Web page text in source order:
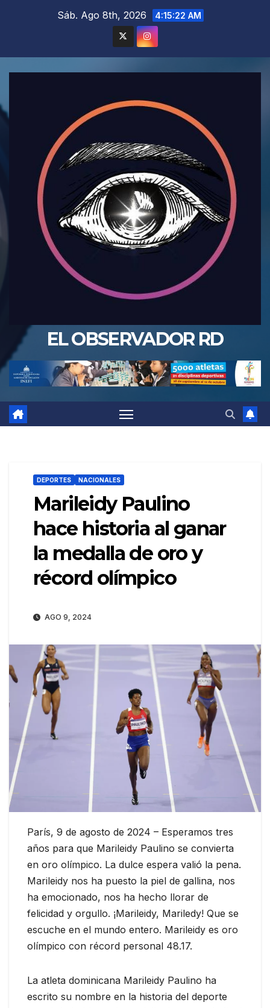
Sáb. Ago 8th, 2026 4:15:23 AM
EL OBSERVADOR RD
DEPORTES NACIONALES
Marileidy Paulino
hace historia al ganar
la medalla de oro y
récord olímpico
AGO 9, 2024
París, 9 de agosto de 2024 – Esperamos tres
años para que Marileidy Paulino se convierta
en oro olímpico. La dulce espera valió la pena.
Marileidy nos ha puesto la piel de gallina, nos
ha emocionado, nos ha hecho llorar de
felicidad y orgullo. ¡Marileidy, Mariledy! Que se
escuche en el mundo entero. Marileidy es oro
olímpico con récord personal 48.17.
La atleta dominicana Marileidy Paulino ha
escrito su nombre en la historia del deporte